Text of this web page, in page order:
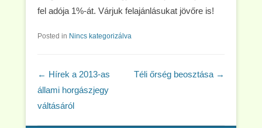
fel adója 1%-át. Várjuk felajánlásukat jövőre is!
Posted in Nincs kategorizálva
Post navigation
← Hírek a 2013-as
állami horgászjegy
váltásáról
Téli őrség beosztása →